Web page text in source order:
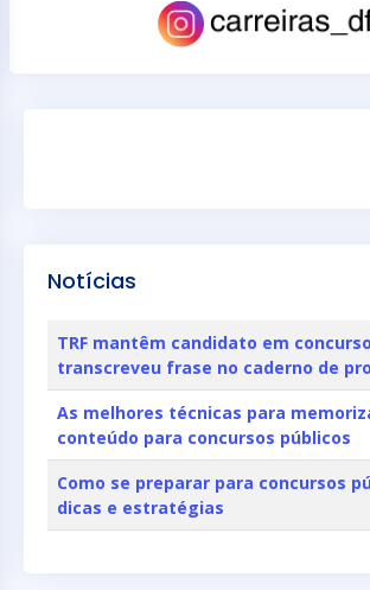
Notícias
TRF mantêm candidato em
transcreveu frase no caderno de
As melhores técnicas para
conteúdo para concursos públicos
Como se preparar para concursos
dicas e estratégias